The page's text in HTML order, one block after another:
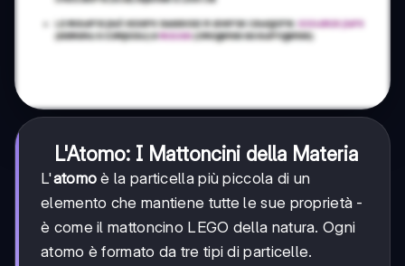
L'Atomo: I Mattoncini della Materia
L'atomo è la particella più piccola di un
elemento che mantiene tutte le sue proprietà -
è come il mattoncino LEGO della natura. Ogni
atomo è formato da tre tipi di particelle.